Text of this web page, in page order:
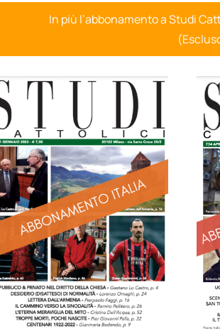
In più l’abbonamento a Studi